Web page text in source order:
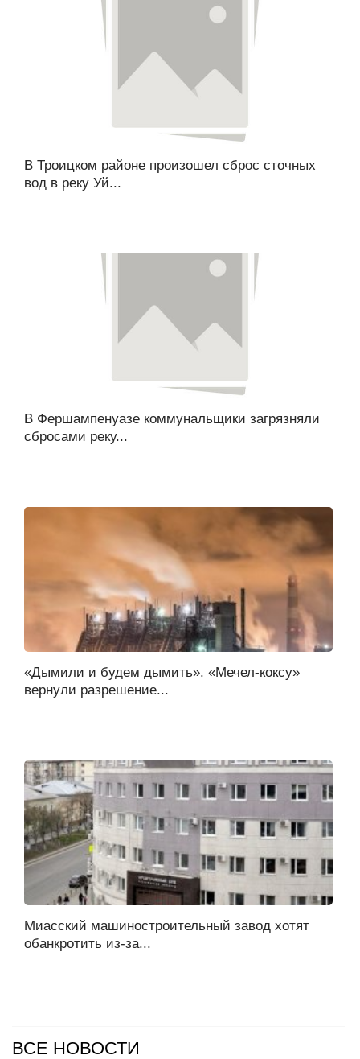
В Троицком районе произошел сброс сточных
вод в реку Уй...
В Фершампенуазе коммунальщики загрязняли
сбросами реку...
«Дымили и будем дымить». «Мечел-коксу»
вернули разрешение...
Миасский машиностроительный завод хотят
обанкротить из-за...
ВСЕ НОВОСТИ